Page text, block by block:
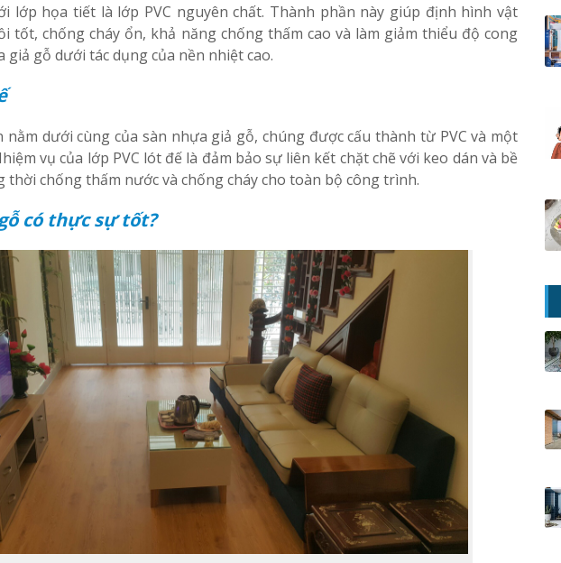
lớp họa tiết là lớp PVC nguyên chất. Thành phần này giúp định hình vật
tốt, chống cháy ổn, khả năng chống thấm cao và làm giảm thiểu độ cong
giả gỗ dưới tác dụng của nền nhiệt cao.
dưới cùng của sàn nhựa giả gỗ, chúng được cấu thành từ PVC và một
vụ của lớp PVC lót đế là đảm bảo sự liên kết chặt chẽ với keo dán và bề
thời chống thấm nước và chống cháy cho toàn bộ công trình.
có thực sự tốt?